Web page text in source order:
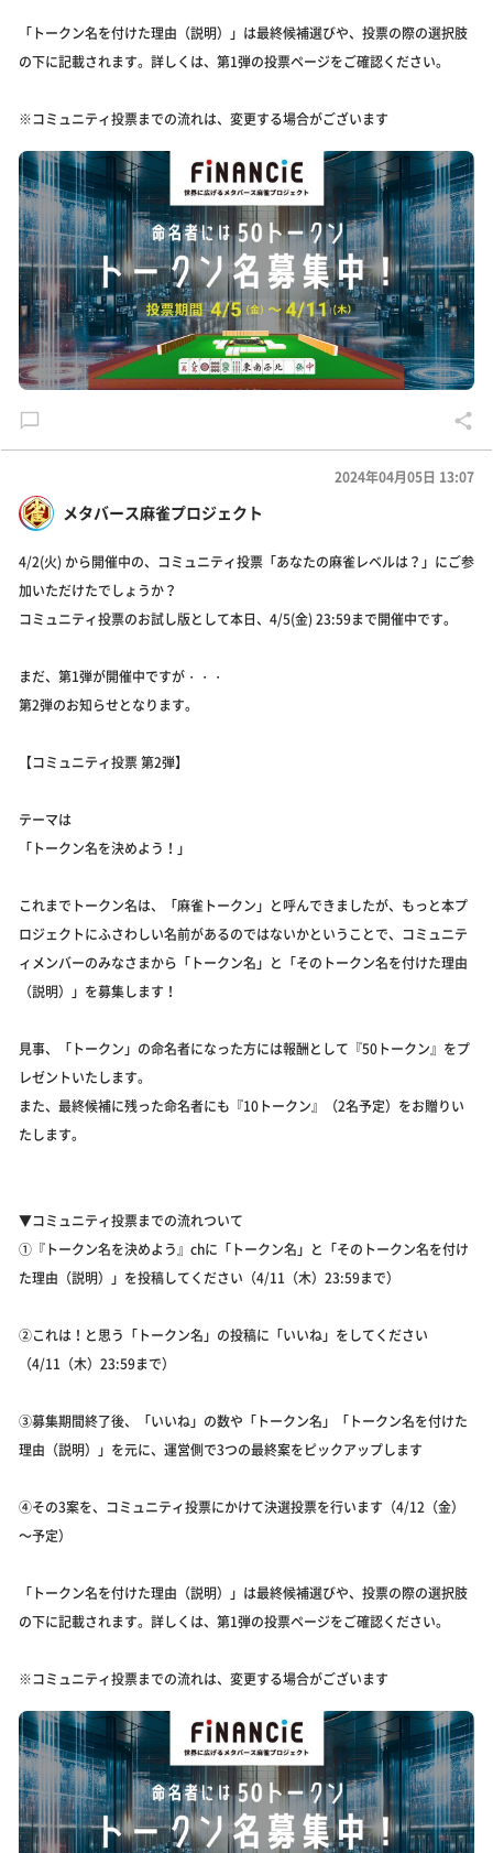
「トークン名を付けた理由（説明）」は最終候補選びや、投票の際の選択肢
の下に記載されます。詳しくは、第1弾の投票ページをご確認ください。
※コミュニティ投票までの流れは、変更する場合がございます
メタバース麻雀プロジェクト
2024年04月05日 13:07
4/2(火) から開催中の、コミュニティ投票「あなたの麻雀レベルは？」にご参
加いただけたでしょうか？
コミュニティ投票のお試し版として本日、4/5(金) 23:59まで開催中です。
まだ、第1弾が開催中ですが・・・
第2弾のお知らせとなります。
【コミュニティ投票 第2弾】
テーマは
「トークン名を決めよう！」
これまでトークン名は、「麻雀トークン」と呼んできましたが、もっと本プ
ロジェクトにふさわしい名前があるのではないかということで、コミュニテ
ィメンバーのみなさまから「トークン名」と「そのトークン名を付けた理由
（説明）」を募集します！
見事、「トークン」の命名者になった方には報酬として『50トークン』をプ
レゼントいたします。
また、最終候補に残った命名者にも『10トークン』（2名予定）をお贈りい
たします。
▼コミュニティ投票までの流れついて
①『トークン名を決めよう』chに「トークン名」と「そのトークン名を付け
た理由（説明）」を投稿してください（4/11（木）23:59まで）
②これは！と思う「トークン名」の投稿に「いいね」をしてください
（4/11（木）23:59まで）
③募集期間終了後、「いいね」の数や「トークン名」「トークン名を付けた
理由（説明）」を元に、運営側で3つの最終案をピックアップします
④その3案を、コミュニティ投票にかけて決選投票を行います（4/12（金）
～予定）
「トークン名を付けた理由（説明）」は最終候補選びや、投票の際の選択肢
の下に記載されます。詳しくは、第1弾の投票ページをご確認ください。
※コミュニティ投票までの流れは、変更する場合がございます